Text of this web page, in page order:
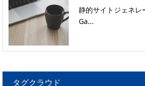
静的サイトジェネレ
Ga...
タグクラウド